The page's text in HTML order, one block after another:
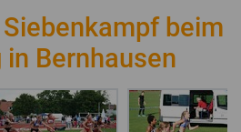
beim
Bernhausen